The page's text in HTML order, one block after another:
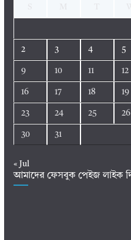
2 3 4 5
9 10 11 12
16 17 18 19
23 24 25 26
30 31
« Jul
আমাদের ফেসবুক পেইজ লাইক